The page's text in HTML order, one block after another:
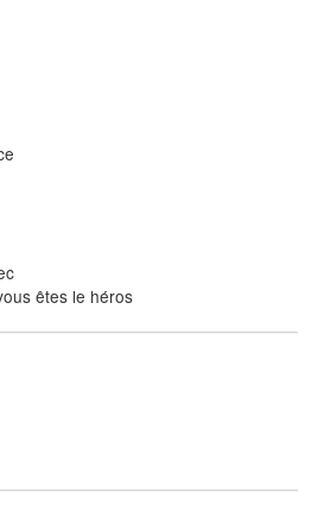
êtes le héros